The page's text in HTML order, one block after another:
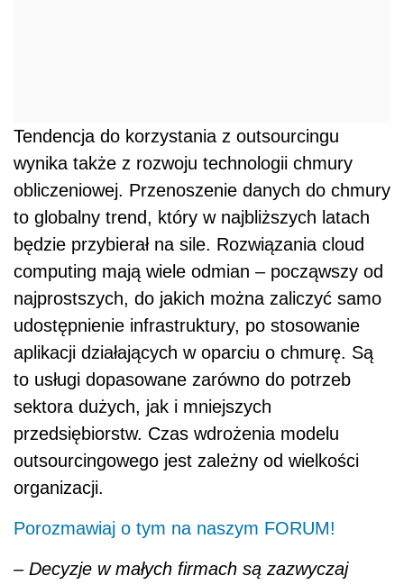
Tendencja do korzystania z outsourcingu
wynika także z rozwoju technologii chmury
obliczeniowej. Przenoszenie danych do chmury
to globalny trend, który w najbliższych latach
będzie przybierał na sile. Rozwiązania cloud
computing mają wiele odmian – począwszy od
najprostszych, do jakich można zaliczyć samo
udostępnienie infrastruktury, po stosowanie
aplikacji działających w oparciu o chmurę. Są
to usługi dopasowane zarówno do potrzeb
sektora dużych, jak i mniejszych
przedsiębiorstw. Czas wdrożenia modelu
outsourcingowego jest zależny od wielkości
organizacji.
Porozmawiaj o tym na naszym FORUM!
– Decyzje w małych firmach są zazwyczaj